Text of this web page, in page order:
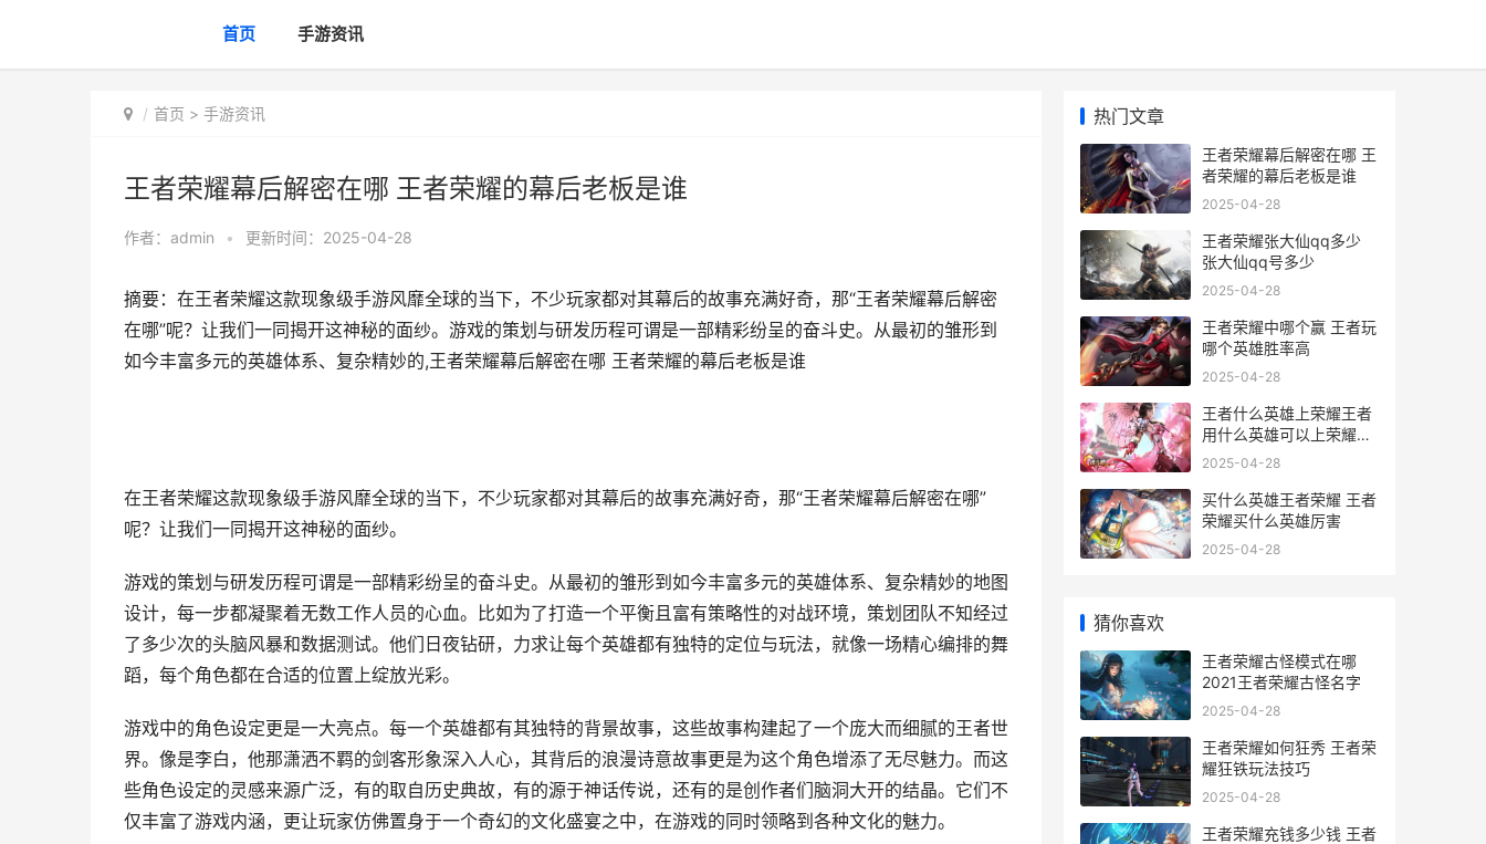
首页 手游资讯
首页 > 手游资讯
王者荣耀幕后解密在哪 王者荣耀的幕后老板是谁
作者： admin • 更新时间：2025-04-28
摘要：在王者荣耀这款现象级手游风靡全球的当下，不少玩家都对其幕后的故事充满好奇，那“王者荣耀幕后解密
在哪”呢？让我们一同揭开这神秘的面纱。游戏的策划与研发历程可谓是一部精彩纷呈的奋斗史。从最初的雏形到
如今丰富多元的英雄体系、复杂精妙的,王者荣耀幕后解密在哪 王者荣耀的幕后老板是谁
在王者荣耀这款现象级手游风靡全球的当下，不少玩家都对其幕后的故事充满好奇，那“王者荣耀幕后解密在哪”
呢？让我们一同揭开这神秘的面纱。
游戏的策划与研发历程可谓是一部精彩纷呈的奋斗史。从最初的雏形到如今丰富多元的英雄体系、复杂精妙的地图
设计，每一步都凝聚着无数工作人员的心血。比如为了打造一个平衡且富有策略性的对战环境，策划团队不知经过
了多少次的头脑风暴和数据测试。他们日夜钻研，力求让每个英雄都有独特的定位与玩法，就像一场精心编排的舞
蹈，每个角色都在合适的位置上绽放光彩。
游戏中的角色设定更是一大亮点。每一个英雄都有其独特的背景故事，这些故事构建起了一个庞大而细腻的王者世
界。像是李白，他那潇洒不羁的剑客形象深入人心，其背后的浪漫诗意故事更是为这个角色增添了无尽魅力。而这
些角色设定的灵感来源广泛，有的取自历史典故，有的源于神话传说，还有的是创作者们脑洞大开的结晶。它们不
仅丰富了游戏内涵，更让玩家仿佛置身于一个奇幻的文化盛宴之中，在游戏的同时领略到各种文化的魅力。
热门文章
王者荣耀幕后解密在哪 王
者荣耀的幕后老板是谁
2025-04-28
王者荣耀张大仙qq多少
张大仙qq号多少
2025-04-28
王者荣耀中哪个赢 王者玩
哪个英雄胜率高
2025-04-28
王者什么英雄上荣耀王者
用什么英雄可以上荣耀王
者
2025-04-28
买什么英雄王者荣耀 王者
荣耀买什么英雄厉害
2025-04-28
猜你喜欢
王者荣耀古怪模式在哪
2021王者荣耀古怪名字
2025-04-28
王者荣耀如何狂秀 王者荣
耀狂铁玩法技巧
2025-04-28
王者荣耀充钱多少钱 王者